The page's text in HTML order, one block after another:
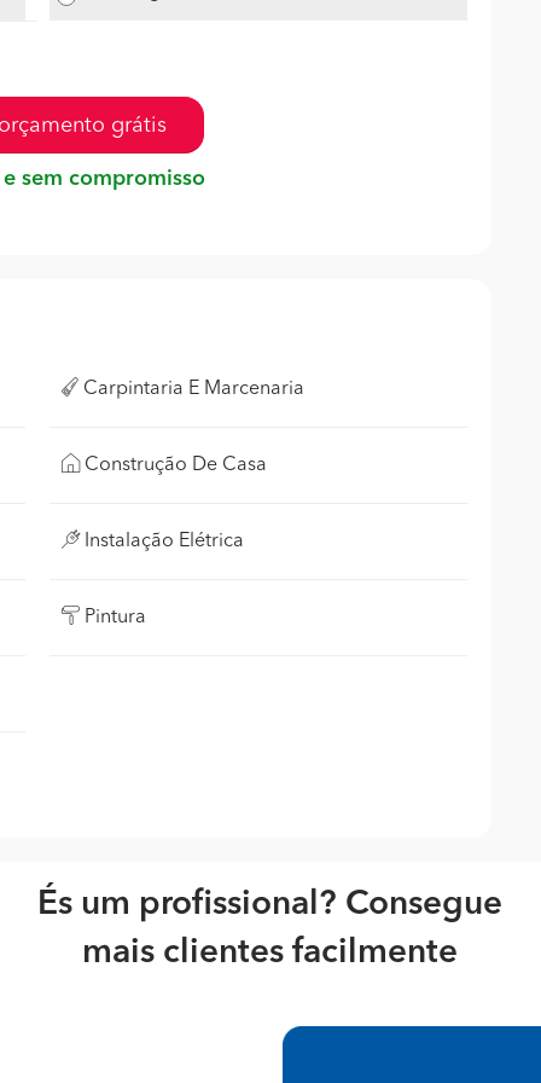
grátis
sem compromisso
Carpintaria E Marcenaria
Construção De Casa
Instalação Elétrica
Pintura
És um profissional? Consegue
mais clientes facilmente